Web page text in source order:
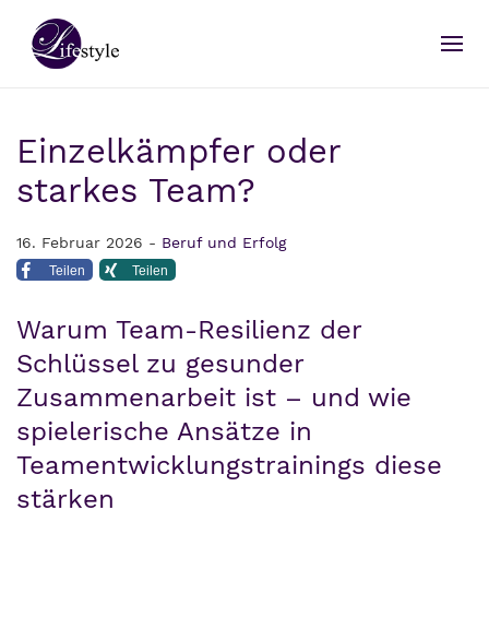
Einzelkämpfer oder
starkes Team?
16. Februar 2026 - Beruf und Erfolg
Teilen Teilen
Warum Team-Resilienz der
Schlüssel zu gesunder
Zusammenarbeit ist – und wie
spielerische Ansätze in
Teamentwicklungstrainings diese
stärken